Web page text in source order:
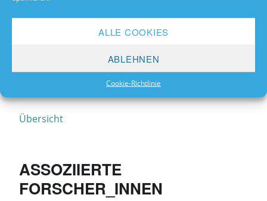
ALLE COOKIES
ABLEHNEN
Cookie-Richtlinie
PROMOTIONEN
POST-DOCS
Übersicht
ASSOZIIERTE
FORSCHER_INNEN